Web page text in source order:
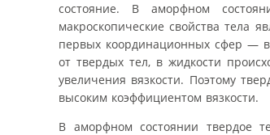
состояние. В аморфном
макроскопические свойства тела
первых координационных сфер — в
от твердых тел, в жидкости
увеличения вязкости. Поэтому
высоким коэффициентом вязкости.
В аморфном состоянии твердое